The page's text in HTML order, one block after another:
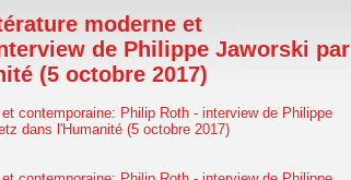
moderne et
de Philippe Jaworski par
(5 octobre 2017)